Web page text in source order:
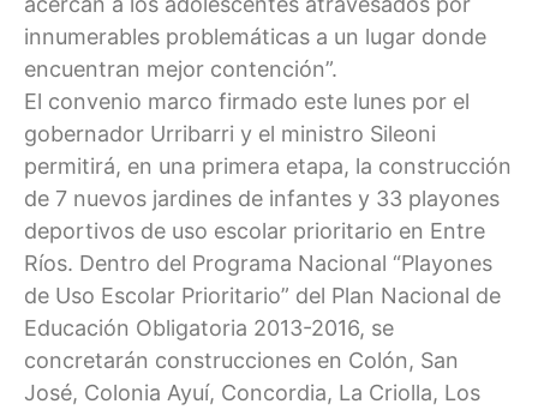
innumerables problemáticas a un lugar donde
encuentran mejor contención”.
El convenio marco firmado este lunes por el
gobernador Urribarri y el ministro Sileoni
permitirá, en una primera etapa, la construcción
de 7 nuevos jardines de infantes y 33 playones
deportivos de uso escolar prioritario en Entre
Ríos. Dentro del Programa Nacional “Playones
de Uso Escolar Prioritario” del Plan Nacional de
Educación Obligatoria 2013-2016, se
concretarán construcciones en Colón, San
José, Colonia Ayuí, Concordia, La Criolla, Los